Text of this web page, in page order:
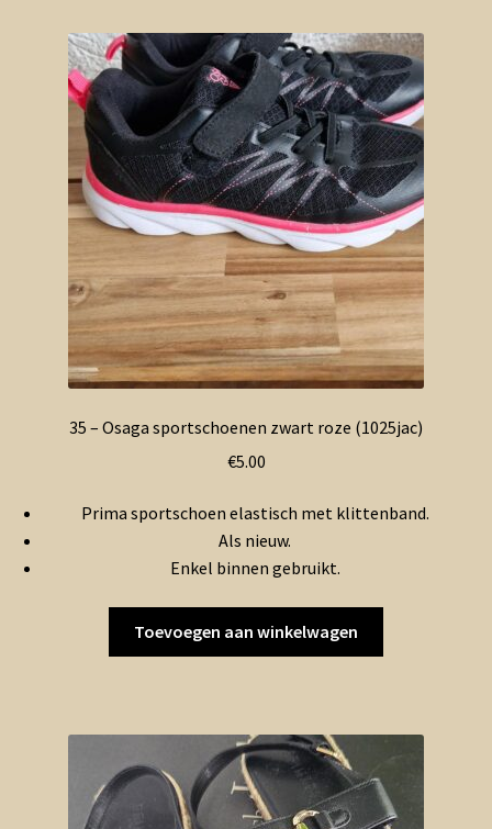
35 – Osaga sportschoenen zwart roze (1025jac)
€5.00
Prima sportschoen elastisch met klittenband.
Als nieuw.
Enkel binnen gebruikt.
Toevoegen aan winkelwagen